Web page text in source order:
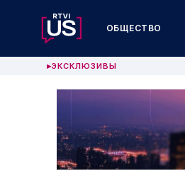
ОБЩЕСТВО
▶ЭКСКЛЮЗИВЫ